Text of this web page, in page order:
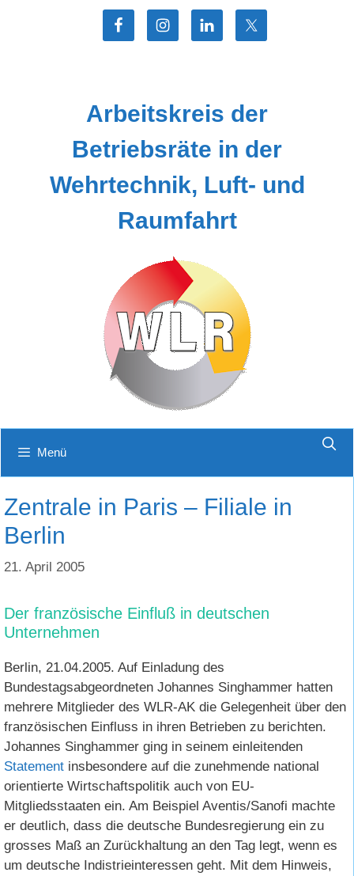
Arbeitskreis der
Betriebsräte in der
Wehrtechnik, Luft- und
Raumfahrt
Menü
Zentrale in Paris – Filiale in
Berlin
21. April 2005
Der französische Einfluß in deutschen
Unternehmen
Berlin, 21.04.2005. Auf Einladung des
Bundestagsabgeordneten Johannes Singhammer hatten
mehrere Mitglieder des WLR-AK die Gelegenheit über den
französischen Einfluss in ihren Betrieben zu berichten.
Johannes Singhammer ging in seinem einleitenden
Statement insbesondere auf die zunehmende national
orientierte Wirtschaftspolitik auch von EU-
Mitgliedsstaaten ein. Am Beispiel Aventis/Sanofi machte
er deutlich, dass die deutsche Bundesregierung ein zu
grosses Maß an Zurückhaltung an den Tag legt, wenn es
um deutsche Indistrieinteressen geht. Mit dem Hinweis,